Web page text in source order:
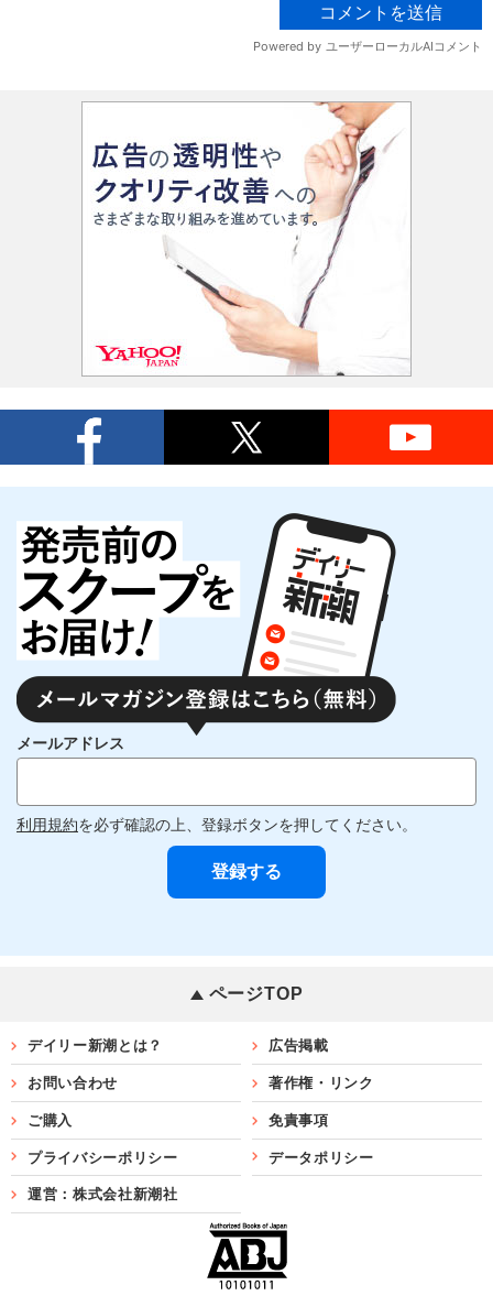
メールアドレス
利用規約を必ず確認の上、登録ボタンを押してください。
ページTOP
デイリー新潮とは？ 広告掲載
お問い合わせ 著作権・リンク
ご購入 免責事項
プライバシーポリシー データポリシー
運営：株式会社新潮社